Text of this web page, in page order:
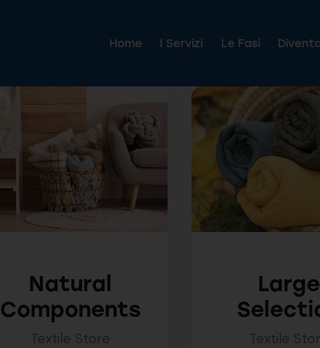
Home I Servizi Le Fasi
Home
Natural
Components
Textile Store
Large
Textile